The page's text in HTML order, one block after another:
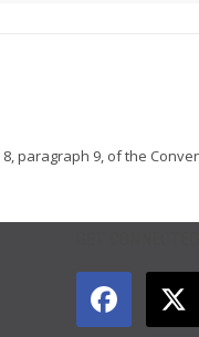
paragraph 9, of the